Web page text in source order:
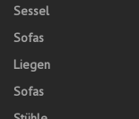
Sessel
Sofas
Liegen
Sofas